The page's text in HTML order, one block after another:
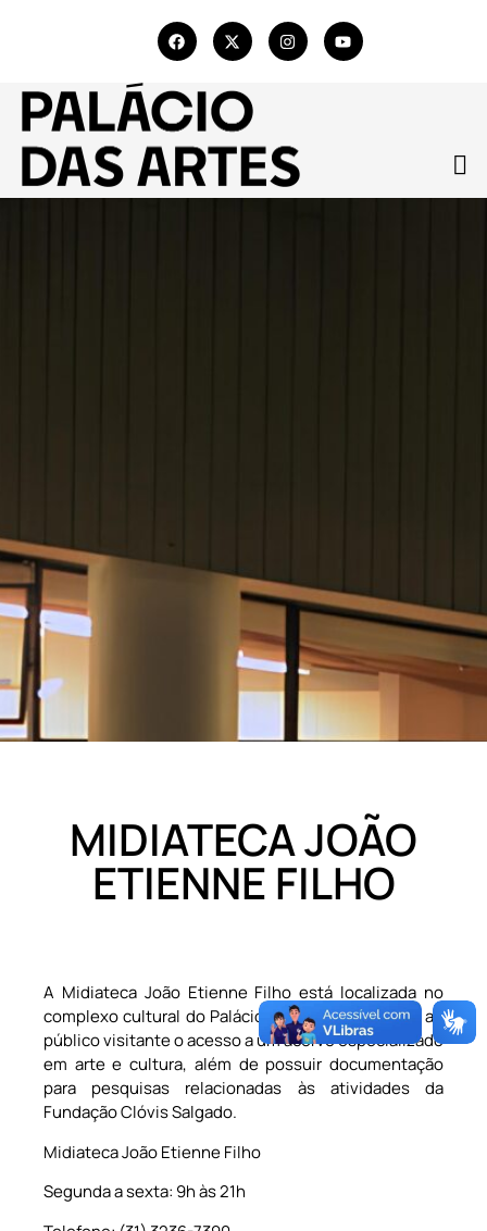
MIDIATECA JOÃO
ETIENNE FILHO
A Midiateca João Etienne Filho está localizada no
complexo cultural do Palácio das Artes e oferece ao
público visitante o acesso a um acervo especializado
em arte e cultura, além de possuir documentação
para pesquisas relacionadas às atividades da
Fundação Clóvis Salgado.
Midiateca João Etienne Filho
Segunda a sexta: 9h às 21h